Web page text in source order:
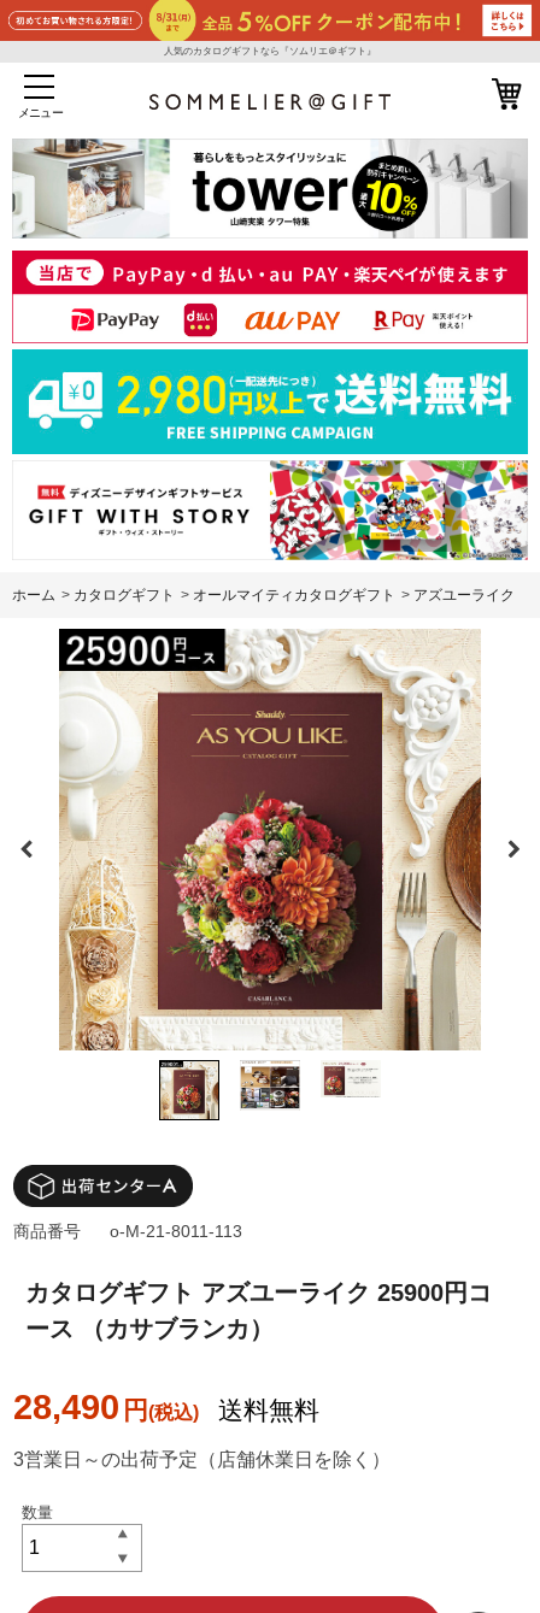
人気のカタログギフトなら『ソムリエ＠ギフト』
メニュー
ホーム > カタログギフト > オールマイティカタログギフト > アズユーライク
カタログギフト アズユーライク 25900円コ
ース （カサブランカ）
28,490 円 送料無料
商品番号 o-M-21-8011-113
3営業日～の出荷予定（店舗休業日を除く）